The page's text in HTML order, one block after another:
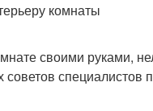
комнаты
своими руками,
специалистов